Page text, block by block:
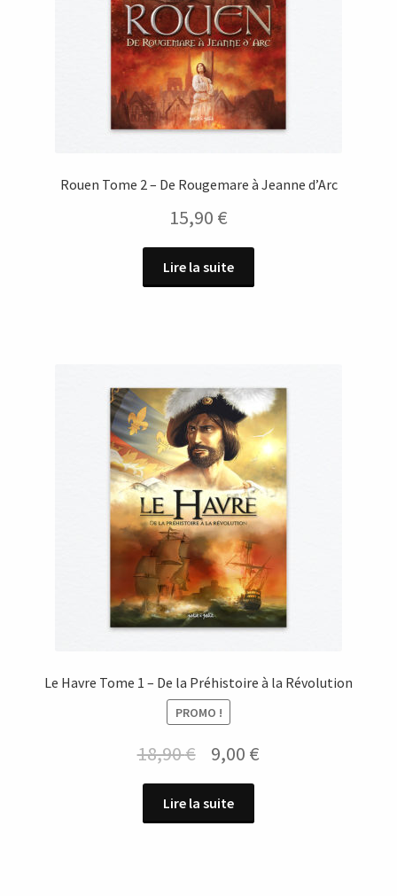
Rouen Tome 2 – De Rougemare à Jeanne d’Arc
15,90 €
Lire la suite
Le Havre Tome 1 – De la Préhistoire à la Révolution
PROMO !
18,90€
Le
prix
initial
9,00 €
Lire la suite